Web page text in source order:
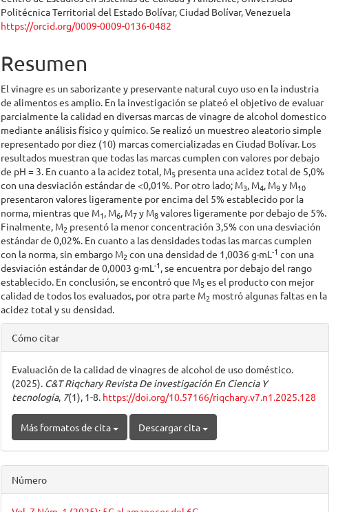
Politécnica Territorial del Estado Bolívar, Ciudad Bolívar, Venezuela
https://orcid.org/0009-0009-0136-0482
Resumen
El vinagre es un saborizante y preservante natural cuyo uso en la industria
de alimentos es amplio. En la investigación se plateó el objetivo de evaluar
parcialmente la calidad en diversas marcas de vinagre de alcohol domestico
mediante análisis físico y químico. Se realizó un muestreo aleatorio simple
representado por diez (10) marcas comercializadas en Ciudad Bolívar. Los
resultados muestran que todas las marcas cumplen con valores por debajo
de pH = 3. En cuanto a la acidez total, M5 presenta una acidez total de 5,0%
con una desviación estándar de <0,01%. Por otro lado; M3, M4, M9y M10
presentaron valores ligeramente por encima del 5% establecido por la
norma, mientras que M1, M6, M7y M8valores ligeramente por debajo de 5%.
Finalmente, M2 presentó la menor concentración 3,5% con una desviación
estándar de 0,02%. En cuanto a las densidades todas las marcas cumplen
con la norma, sin embargo M2 con una densidad de 1,0036 g·mL-1 con una
desviación estándar de 0,0003 g·mL-1, se encuentra por debajo del rango
establecido. En conclusión, se encontró que M5es el producto con mejor
calidad de todos los evaluados, por otra parte M2 mostró algunas faltas en la
acidez total y su densidad.
Detalles
del
artículo
Cómo citar
Evaluación de la calidad de vinagres de alcohol de uso doméstico.
(2025). C&T Riqchary Revista De investigación En Ciencia Y
tecnología, 7(1), 1-8. https://doi.org/10.57166/riqchary.v7.n1.2025.128
Más formatos de cita Descargar cita
Número